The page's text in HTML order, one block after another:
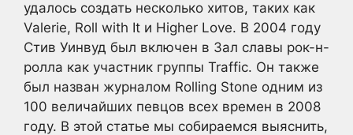
удалось создать несколько хитов, таких как
Valerie, Roll with It и Higher Love. В 2004 году
Стив Уинвуд был включен в Зал славы рок-н-
ролла как участник группы Traffic. Он также
был назван журналом Rolling Stone одним из
100 величайших певцов всех времен в 2008
году. В этой статье мы собираемся выяснить,